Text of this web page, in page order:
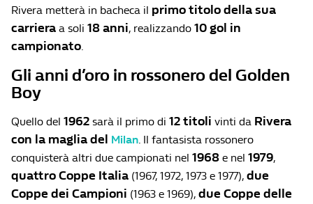
Rivera metterà in bacheca il primo titolo della sua
carriera a soli 18 anni, realizzando 10 gol in
campionato.
Gli anni d’oro in rossonero del Golden
Boy
Quello del 1962 sarà il primo di 12 titoli vinti da Rivera
con la maglia del Milan. Il fantasista rossonero
conquisterà altri due campionati nel 1968 e nel 1979,
quattro Coppe Italia (1967, 1972, 1973 e 1977), due
Coppe dei Campioni (1963 e 1969), due Coppe delle